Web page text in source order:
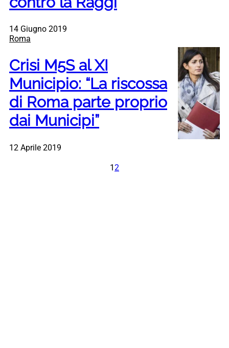
14 Giugno 2019
Roma
Crisi M5S al XI
Municipio: “La riscossa
di Roma parte proprio
dai Municipi”
12 Aprile 2019
1 2